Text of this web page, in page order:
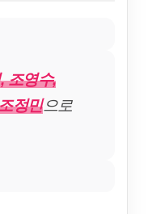
조영수,
정민으로